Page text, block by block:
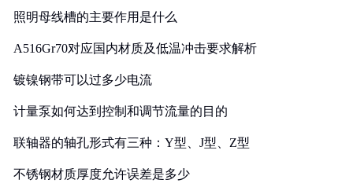
照明母线槽的主要作用是什么
A516Gr70对应国内材质及低温冲击要求解析
镀镍钢带可以过多少电流
计量泵如何达到控制和调节流量的目的
联轴器的轴孔形式有三种：Y型、J型、Z型
不锈钢材质厚度允许误差是多少